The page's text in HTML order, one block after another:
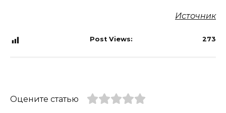
Источник
Post Views: 273
Оцените статью